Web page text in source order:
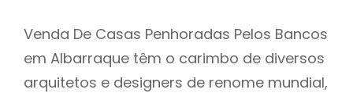
Venda De Casas Penhoradas Pelos Bancos
em Albarraque têm o carimbo de diversos
arquitetos e designers de renome mundial,